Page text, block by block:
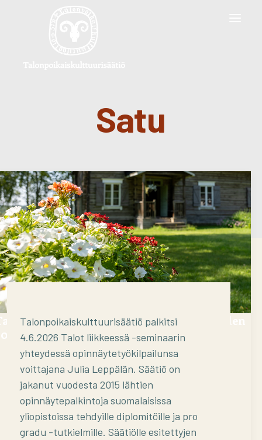
Satu
palkitsi vuoden
parhaan opinnäytetyön
Talonpoikaiskulttuurisäätiö palkitsi
4.6.2026 Talot liikkeessä -seminaarin
yhteydessä opinnäytetyökilpailunsa
voittajana Julia Leppälän. Säätiö on
jakanut vuodesta 2015 lähtien
opinnäytepalkintoja suomalaisissa
yliopistoissa tehdyille diplomitöille ja pro
gradu -tutkielmille. Säätiölle esitettyjen